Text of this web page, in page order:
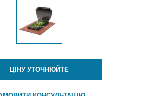
ЦІНУ УТОЧНЮЙТЕ